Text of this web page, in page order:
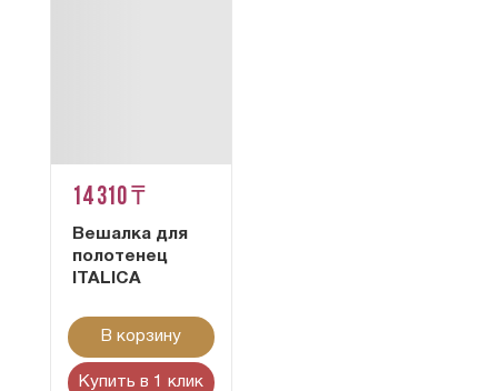
14 310 ₸
Вешалка для
полотенец
ITALICA
В корзину
Купить в 1 клик